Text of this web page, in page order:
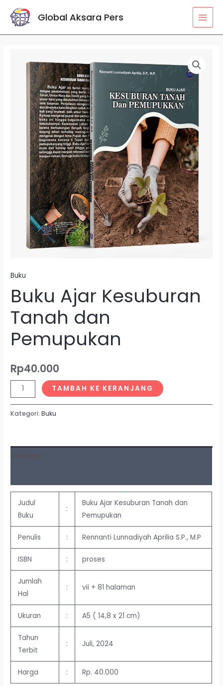
Lewati
Global Aksara Pers
Buku
Buku Ajar Kesuburan
Tanah dan
Pemupukan
Rp40.000
Kesuburan
Tanah
Pemupukan
TAMBAH KE KERANJANG
Kategori:Buku
Deskripsi
Judul
Buku
:
Buku Ajar Kesuburan Tanah dan
Pemupukan
Penulis : Rennanti Lunnadiyah Aprilia S.P., M.P
ISBN : proses
Jumlah
Hal
: vii + 81 halaman
Ukuran : A5 ( 14,8 x 21 cm)
Tahun
Terbit
: Juli, 2024
Harga : Rp. 40.000